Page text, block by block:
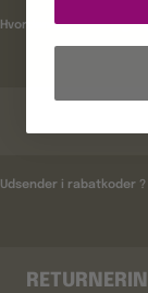
Hvordan tilmelder jeg
Udsender i rabatkoder ?